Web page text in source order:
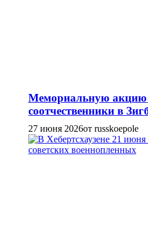
Мемориальную акцию
соотчественники в
27 июня 2026от russkoepole